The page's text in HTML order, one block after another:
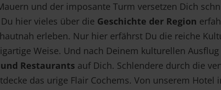
und der imposante Turm versetzen Dich
hier vieles über die Geschichte der Region
erleben. Nur hier erfährst Du die reiche
Weise. Und nach Deinem kulturellen
Restaurants auf Dich. Schlendere durch die
das urige Flair Cochems. Von unserem Hotel